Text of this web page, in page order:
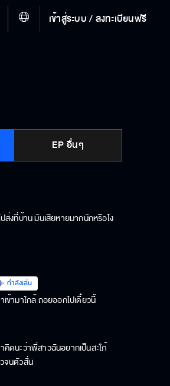
เข้าสู่ระบบ / ลงทะเบียนฟรี
EP อื่นๆ
ยพวกนั้นเขาคิด แล้วเธอก็เปิด
ารัดแน่นสิคะ หายใจไม่ออก
ปส่งที่บ้าน มันเสียหายมากนักหรือไง
กำลังเล่น
เข้ามาใกล้ ถอยออกไปเดี๋ยวนี้
คิดนะว่าพี่สาวฉันอยากเป็นสะใภ้
จนตัวสั่น